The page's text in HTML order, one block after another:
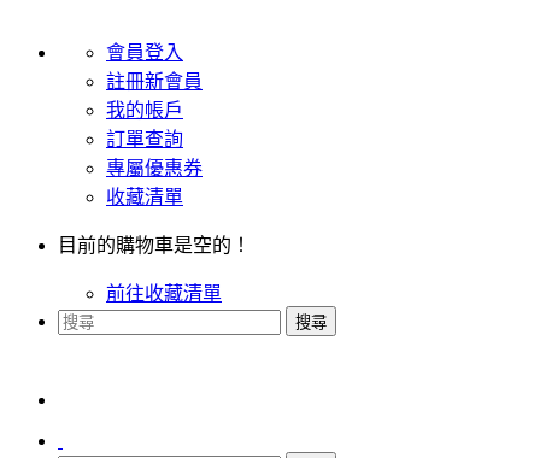
會員登入
註冊新會員
我的帳戶
訂單查詢
專屬優惠券
收藏清單
目前的購物車是空的！
前往收藏清單
搜尋